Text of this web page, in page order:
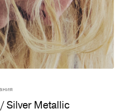
9
Silver Metallic